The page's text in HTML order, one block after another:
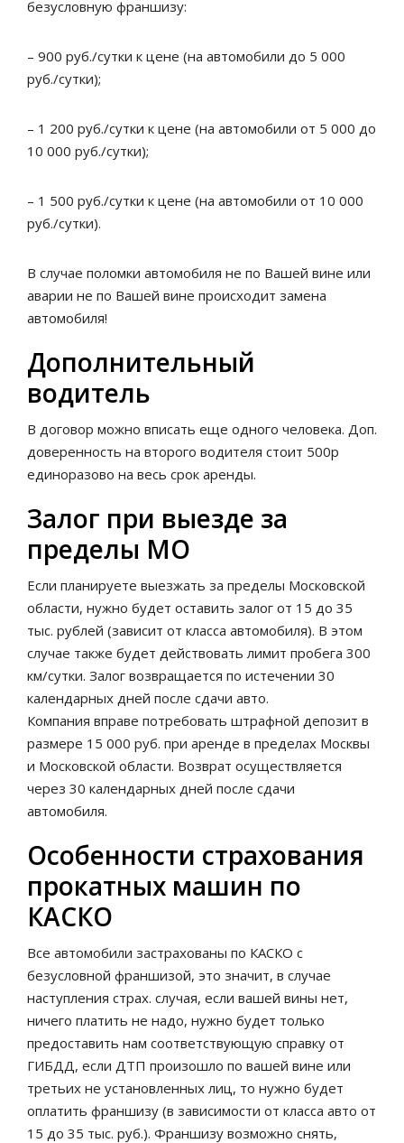
безусловную франшизу:
– 900 руб./сутки к цене (на автомобили до 5 000
руб./сутки);
– 1 200 руб./сутки к цене (на автомобили от 5 000 до
10 000 руб./сутки);
– 1 500 руб./сутки к цене (на автомобили от 10 000
руб./сутки).
В случае поломки автомобиля не по Вашей вине или
аварии не по Вашей вине происходит замена
автомобиля!
Дополнительный
водитель
В договор можно вписать еще одного человека. Доп.
доверенность на второго водителя стоит 500р
единоразово на весь срок аренды.
Залог при выезде за
пределы МО
Если планируете выезжать за пределы Московской
области, нужно будет оставить залог от 15 до 35
тыс. рублей (зависит от класса автомобиля). В этом
случае также будет действовать лимит пробега 300
км/сутки. Залог возвращается по истечении 30
календарных дней после сдачи авто.
Компания вправе потребовать штрафной депозит в
размере 15 000 руб. при аренде в пределах Москвы
и Московской области. Возврат осуществляется
через 30 календарных дней после сдачи
автомобиля.
Особенности страхования
прокатных машин по
КАСКО
Все автомобили застрахованы по КАСКО с
безусловной франшизой, это значит, в случае
наступления страх. случая, если вашей вины нет,
ничего платить не надо, нужно будет только
предоставить нам соответствующую справку от
ГИБДД, если ДТП произошло по вашей вине или
третьих не установленных лиц, то нужно будет
оплатить франшизу (в зависимости от класса авто от
15 до 35 тыс. руб.). Франшизу возможно снять,